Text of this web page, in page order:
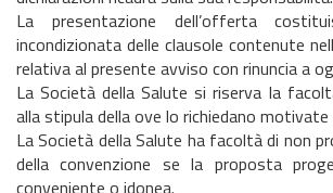
La presentazione dell’offerta
incondizionata delle clausole contenute
relativa al presente avviso con rinuncia a
La Società della Salute si riserva la
alla stipula della ove lo richiedano motivate
La Società della Salute ha facoltà di non
della convenzione se la proposta
conveniente o idonea.